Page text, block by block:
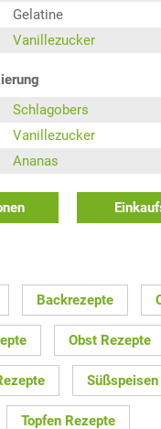
Gelatine
Vanillezucker
Schlagobers
Vanillezucker
Ananas
Backrezepte
Obst Rezepte
Topfen Rezepte